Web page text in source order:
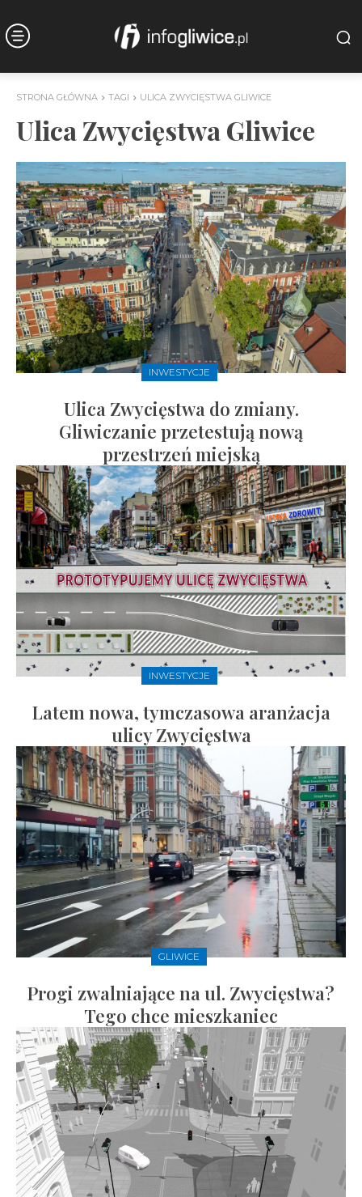
STRONA GŁÓWNA TAGI ULICA ZWYCIĘSTWA GLIWICE
Ulica Zwycięstwa Gliwice
INWESTYCJE
Ulica Zwycięstwa do zmiany.
Gliwiczanie przetestują nową
przestrzeń miejską
INWESTYCJE
Latem nowa, tymczasowa aranżacja
ulicy Zwycięstwa
GLIWICE
Progi zwalniające na ul. Zwycięstwa?
Tego chce mieszkaniec